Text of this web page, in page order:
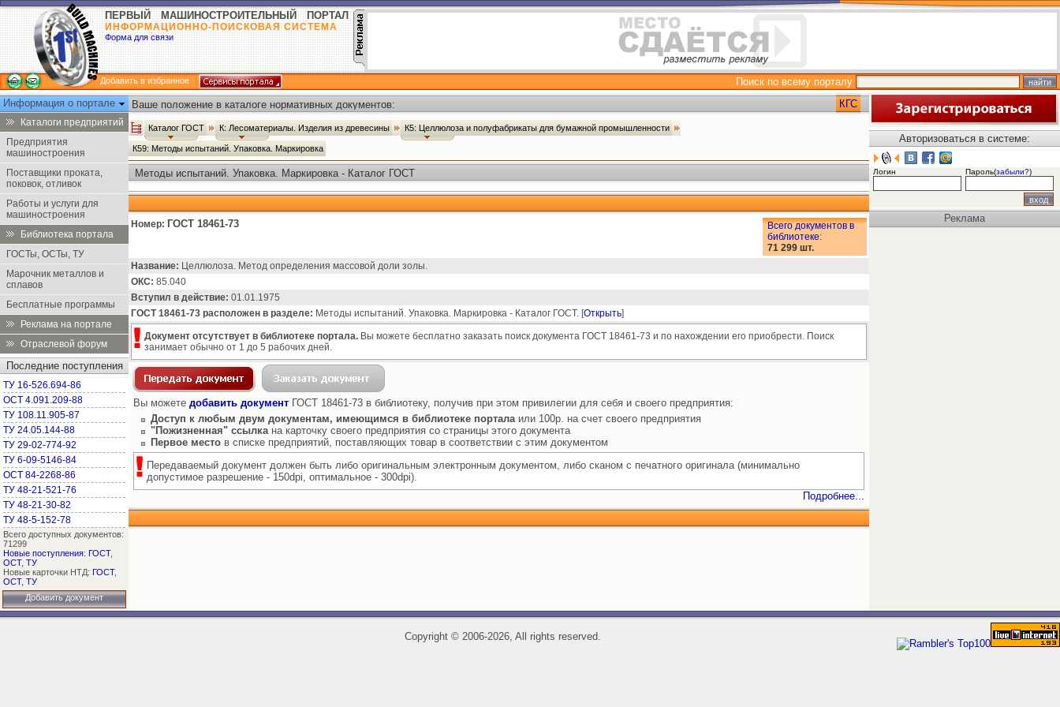
ПЕРВЫЙ МАШИНОСТРОИТЕЛЬНЫЙ ПОРТАЛ
ИНФОРМАЦИОННО-ПОИСКОВАЯ СИСТЕМА
Форма для связи
Добавить в избранное
Поиск по всему порталу
Информация о портале
Каталоги предприятий
Предприятия
машиностроения
Поставщики проката,
поковок, отливок
Работы и услуги для
машиностроения
Библиотека портала
ГОСТы, ОСТы, ТУ
Марочник металлов и
сплавов
Бесплатные программы
Реклама на портале
Отраслевой форум
Последние поступления
ТУ 16-526.694-86
ОСТ 4.091.209-88
ТУ 108.11.905-87
ТУ 24.05.144-88
ТУ 29-02-774-92
ТУ 6-09-5146-84
ОСТ 84-2268-86
ТУ 48-21-521-76
ТУ 48-21-30-82
ТУ 48-5-152-78
Всего доступных документов:
71299
Новые поступления: ГОСТ,
ОСТ, ТУ
Новые карточки НТД: ГОСТ,
ОСТ, ТУ
Добавить документ
Ваше положение в каталоге нормативных документов: КГС
Каталог ГОСТ К: Лесоматериалы. Изделия из древесины К5: Целлюлоза и полуфабрикаты для бумажной промышленности
К59: Методы испытаний. Упаковка. Маркировка
Методы испытаний. Упаковка. Маркировка - Каталог ГОСТ
Номер: ГОСТ 18461-73
Всего документов в
библиотеке:
71 299 шт.
Название: Целлюлоза. Метод определения массовой доли золы.
ОКС: 85.040
Вступил в действие: 01.01.1975
ГОСТ 18461-73 расположен в разделе: Методы испытаний. Упаковка. Маркировка - Каталог ГОСТ. [Открыть]
Документ отсутствует в библиотеке портала. Вы можете бесплатно заказать поиск документа ГОСТ 18461-73 и по нахождении его приобрести. Поиск
занимает обычно от 1 до 5 рабочих дней.
Вы можете добавить документ ГОСТ 18461-73 в библиотеку, получив при этом привилегии для себя и своего предприятия:
Доступ к любым двум документам, имеющимся в библиотеке порталаили 100р. на счет своего предприятия
"Пожизненная" ссылкана карточку своего предприятия со страницы этого документа
Первое место в списке предприятий, поставляющих товар в соответствии с этим документом
Передаваемый документ должен быть либо оригинальным электронным документом, либо сканом с печатного оригинала (минимально
допустимое разрешение - 150dpi, оптимальное - 300dpi).
Подробнее...
Авторизоваться в системе:
Логин Пароль(забыли?)
Реклама
Copyright ©2006-2026, All rights reserved.